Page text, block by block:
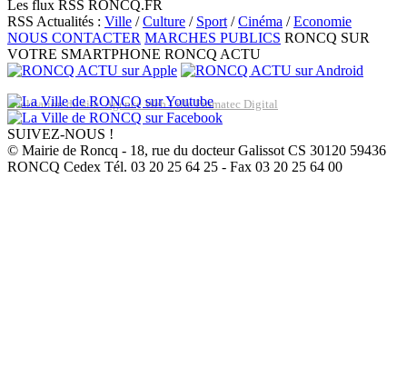
Les flux RSS RONCQ.FR
RSS Actualités : Ville /Culture / Sport /Cinéma /Economie
NOUS CONTACTER MARCHES PUBLICS RONCQ SUR
VOTRE SMARTPHONE RONCQ ACTU
Réalisation du site: Agence Web Lille Promatec Digital
SUIVEZ-NOUS !
© Mairie de Roncq - 18, rue du docteur Galissot CS 30120 59436
RONCQ Cedex Tél. 03 20 25 64 25 - Fax 03 20 25 64 00